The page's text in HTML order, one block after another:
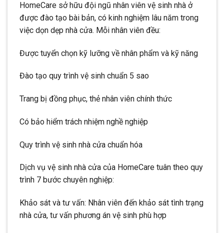
HomeCare sở hữu đội ngũ nhân viên vệ sinh nhà ở
được đào tạo bài bản, có kinh nghiệm lâu năm trong
việc dọn dẹp nhà cửa. Mỗi nhân viên đều:
Được tuyển chọn kỹ lưỡng về nhân phẩm và kỹ năng
Đào tạo quy trình vệ sinh chuẩn 5 sao
Trang bị đồng phục, thẻ nhân viên chính thức
Có bảo hiểm trách nhiệm nghề nghiệp
Quy trình vệ sinh nhà cửa chuẩn hóa
Dịch vụ vệ sinh nhà cửa của HomeCare tuân theo quy
trình 7 bước chuyên nghiệp:
Khảo sát và tư vấn: Nhân viên đến khảo sát tình trạng
nhà cửa, tư vấn phương án vệ sinh phù hợp